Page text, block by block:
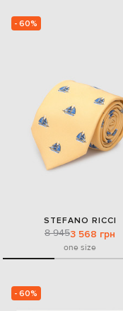
- 60%
STEFANO RICCI
8 9453 568 грн
one size
- 60%